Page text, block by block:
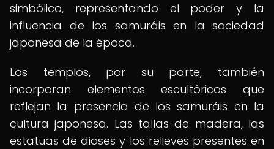
simbólico, representando el poder y la
influencia de los samuráis en la sociedad
japonesa de la época.
Los templos, por su parte, también
incorporan elementos escultóricos que
reflejan la presencia de los samuráis en la
cultura japonesa. Las tallas de madera, las
estatuas de dioses y los relieves presentes en